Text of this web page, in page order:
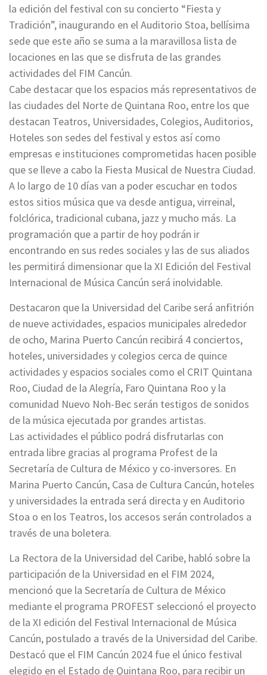
la edición del festival con su concierto “Fiesta y
Tradición”, inaugurando en el Auditorio Stoa, bellísima
sede que este año se suma a la maravillosa lista de
locaciones en las que se disfruta de las grandes
actividades del FIM Cancún.
Cabe destacar que los espacios más representativos de
las ciudades del Norte de Quintana Roo, entre los que
destacan Teatros, Universidades, Colegios, Auditorios,
Hoteles son sedes del festival y estos así como
empresas e instituciones comprometidas hacen posible
que se lleve a cabo la Fiesta Musical de Nuestra Ciudad.
A lo largo de 10 días van a poder escuchar en todos
estos sitios música que va desde antigua, virreinal,
folclórica, tradicional cubana, jazz y mucho más. La
programación que a partir de hoy podrán ir
encontrando en sus redes sociales y las de sus aliados
les permitirá dimensionar que la XI Edición del Festival
Internacional de Música Cancún será inolvidable.
Destacaron que la Universidad del Caribe será anfitrión
de nueve actividades, espacios municipales alrededor
de ocho, Marina Puerto Cancún recibirá 4 conciertos,
hoteles, universidades y colegios cerca de quince
actividades y espacios sociales como el CRIT Quintana
Roo, Ciudad de la Alegría, Faro Quintana Roo y la
comunidad Nuevo Noh-Bec serán testigos de sonidos
de la música ejecutada por grandes artistas.
Las actividades el público podrá disfrutarlas con
entrada libre gracias al programa Profest de la
Secretaría de Cultura de México y co-inversores. En
Marina Puerto Cancún, Casa de Cultura Cancún, hoteles
y universidades la entrada será directa y en Auditorio
Stoa o en los Teatros, los accesos serán controlados a
través de una boletera.
La Rectora de la Universidad del Caribe, habló sobre la
participación de la Universidad en el FIM 2024,
mencionó que la Secretaría de Cultura de México
mediante el programa PROFEST seleccionó el proyecto
de la XI edición del Festival Internacional de Música
Cancún, postulado a través de la Universidad del Caribe.
Destacó que el FIM Cancún 2024 fue el único festival
elegido en el Estado de Quintana Roo, para recibir un